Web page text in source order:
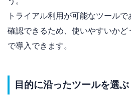
トライアル利用が可能なツール
確認できるため、使いやすいかど
で導入できます。
目的に沿ったツールを選ぶ